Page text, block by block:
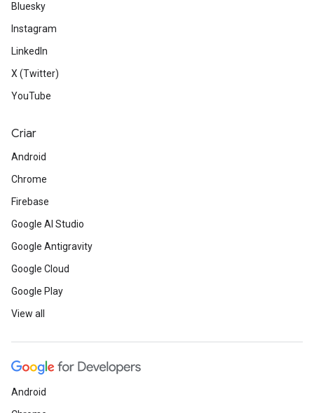
Bluesky
Instagram
LinkedIn
X (Twitter)
YouTube
Criar
Android
Chrome
Firebase
Google AI Studio
Google Antigravity
Google Cloud
Google Play
View all
Android